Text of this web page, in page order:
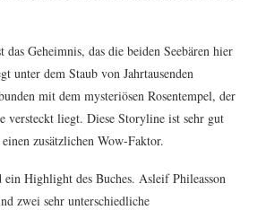
das Geheimnis, das die beiden Seebären hier
unter dem Staub von Jahrtausenden
mit dem mysteriösen Rosentempel, der
versteckt liegt. Diese Storyline ist sehr gut
zusätzlichen Wow-Faktor.
ein Highlight des Buches. Asleif Phileasson
zwei sehr unterschiedliche